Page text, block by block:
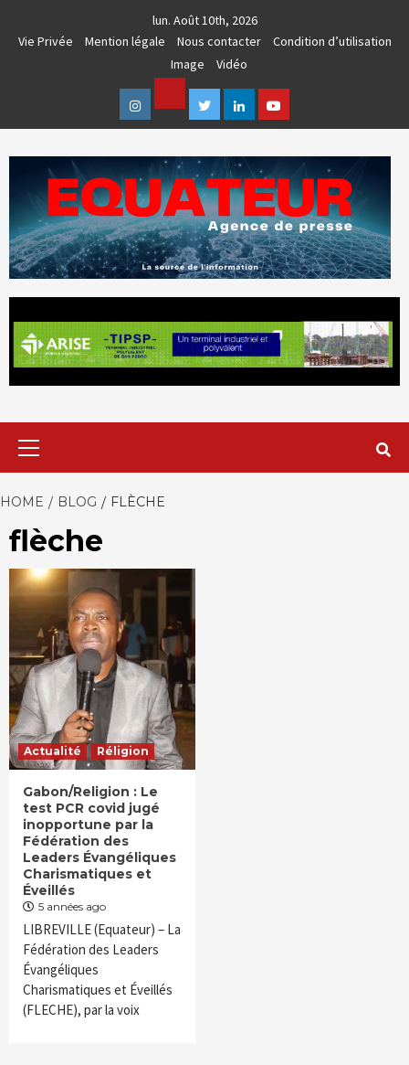
lun. Août 10th, 2026
Vie Privée
Mention légale Nous contacter
Condition d’utilisation
Image
Vidéo
Instagram
Facebook
TwitterLinkedinYoutube
EQUATEUR
HOME BLOG FLÈCHE
flèche
Actualité Réligion
Gabon/Religion : Le
test PCR covid jugé
inopportune par la
Fédération des
Leaders Évangéliques
Charismatiques et
Éveillés
5 années ago
LIBREVILLE (Equateur) – La
Fédération des Leaders
Évangéliques
Charismatiques et Éveillés
(FLECHE), par la voix